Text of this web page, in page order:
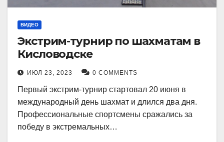
ВИДЕО
Экстрим-турнир по шахматам в
Кисловодске
ИЮЛ 23, 2023 0 COMMENTS
Первый экстрим-турнир стартовал 20 июня в
международный день шахмат и длился два дня.
Профессиональные спортсмены сражались за
победу в экстремальных…